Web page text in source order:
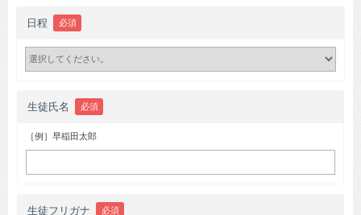
日程 必須
生徒氏名 必須
［例］早稲田太郎
生徒フリガナ 必須